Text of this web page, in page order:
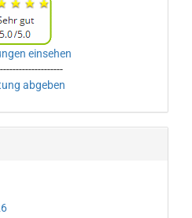
einsehen
abgeben